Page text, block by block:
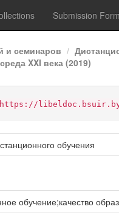
Submission Form
и семинаров
XXI века (2019)
https://libeldoc.bsuir.by/
обучения
обучение;качество